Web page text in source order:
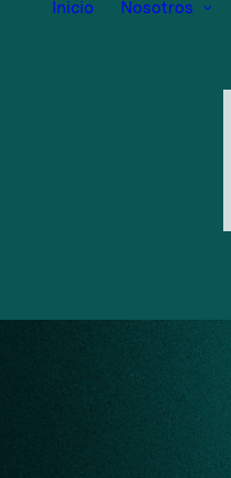
Inicio Nosotros